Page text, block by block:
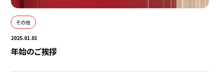
その他
2025.01.01
年始のご挨拶